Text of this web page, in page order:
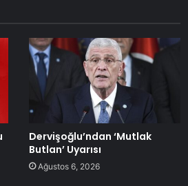
Dervişoğlu’ndan ‘Mutlak
Butlan’ Uyarısı
Ağustos 6, 2026